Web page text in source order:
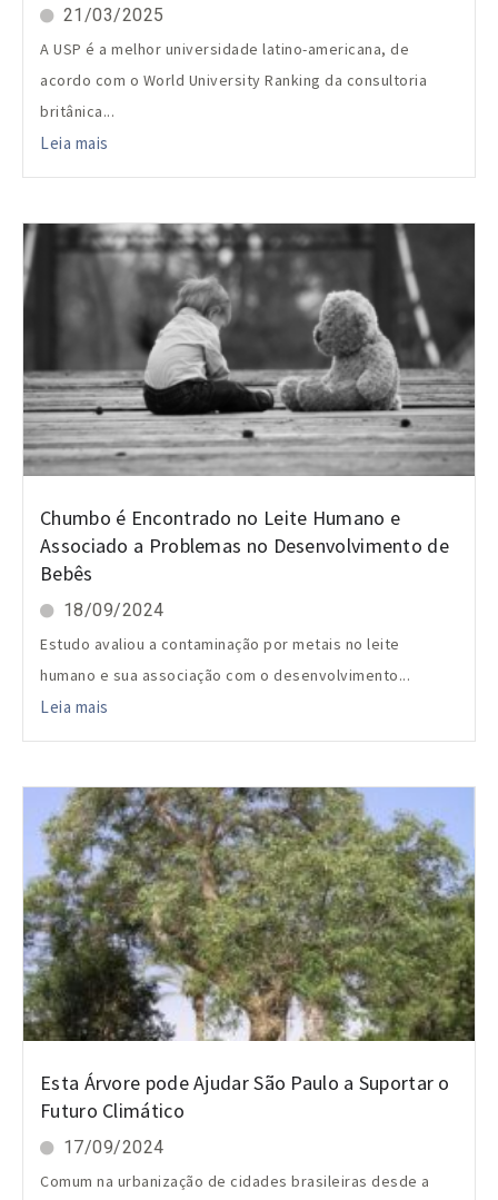
21/03/2025
A USP é a melhor universidade latino-americana, de
acordo com o World University Ranking da consultoria
britânica...
Leia mais
Chumbo é Encontrado no Leite Humano e
Associado a Problemas no Desenvolvimento de
Bebês
18/09/2024
Estudo avaliou a contaminação por metais no leite
humano e sua associação com o desenvolvimento...
Leia mais
Esta Árvore pode Ajudar São Paulo a Suportar o
Futuro Climático
17/09/2024
Comum na urbanização de cidades brasileiras desde a